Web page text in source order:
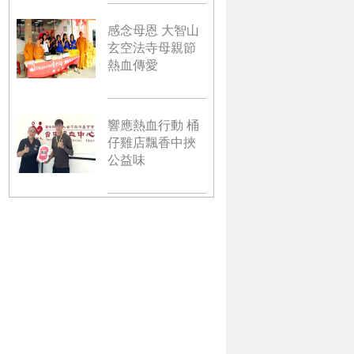
感念母恩 大智山
玄空法寺母親節
熱血傳愛
響應熱血行動 桶
仔雞店飄香中挾
公益味